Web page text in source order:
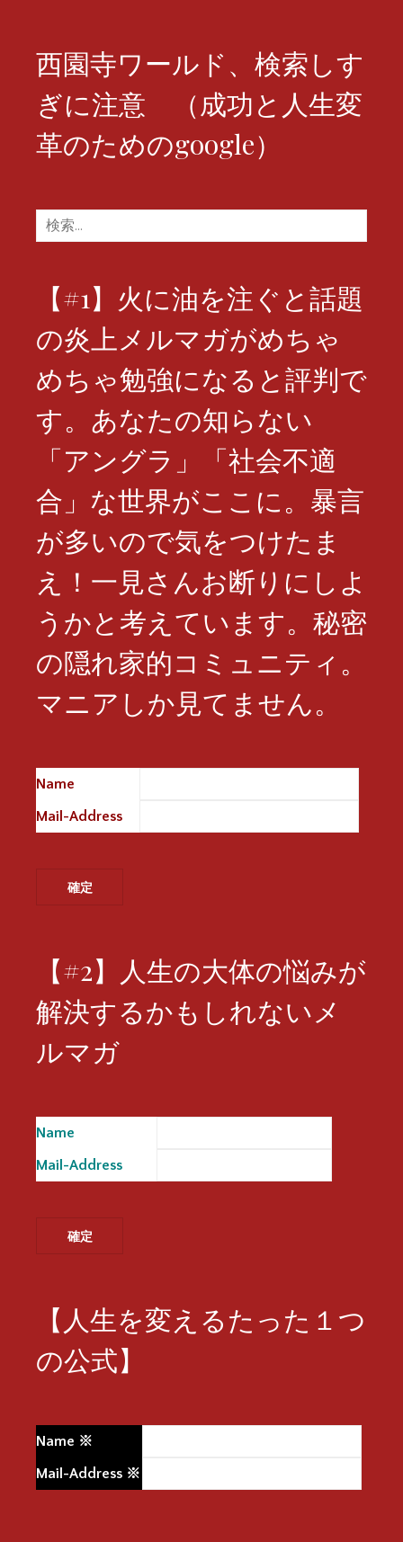
西園寺ワールド、検索しす
ぎに注意 （成功と人生変
革のためのgoogle）
検
索:
【#1】火に油を注ぐと話題
の炎上メルマガがめちゃ
めちゃ勉強になると評判で
す。あなたの知らない
「アングラ」「社会不適
合」な世界がここに。暴言
が多いので気をつけたま
え！一見さんお断りにしよ
うかと考えています。秘密
の隠れ家的コミュニティ。
マニアしか見てません。
Name
Mail-Address
【#2】人生の大体の悩みが
解決するかもしれないメ
ルマガ
Name
Mail-Address
【人生を変えるたった１つ
の公式】
Name ※
Mail-Address ※